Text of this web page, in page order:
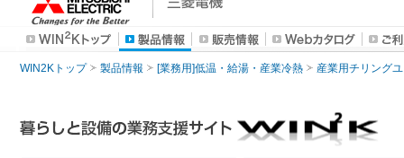
WIN2Kトップ 製品情報 [業務用]低温・給湯・産業冷熱 産業用チリング